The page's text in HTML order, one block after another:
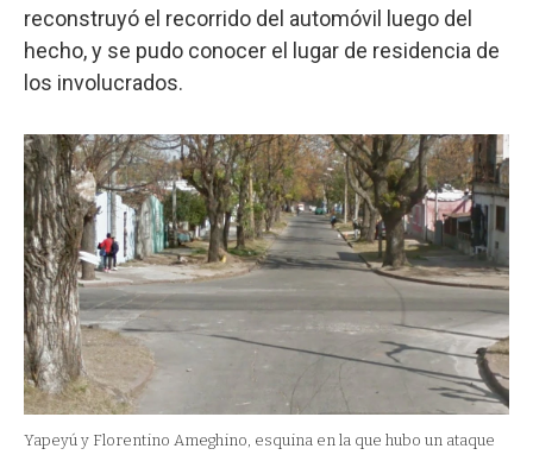
reconstruyó el recorrido del automóvil luego del
hecho, y se pudo conocer el lugar de residencia de
los involucrados.
Yapeyú y Florentino Ameghino, esquina en la que hubo un ataque